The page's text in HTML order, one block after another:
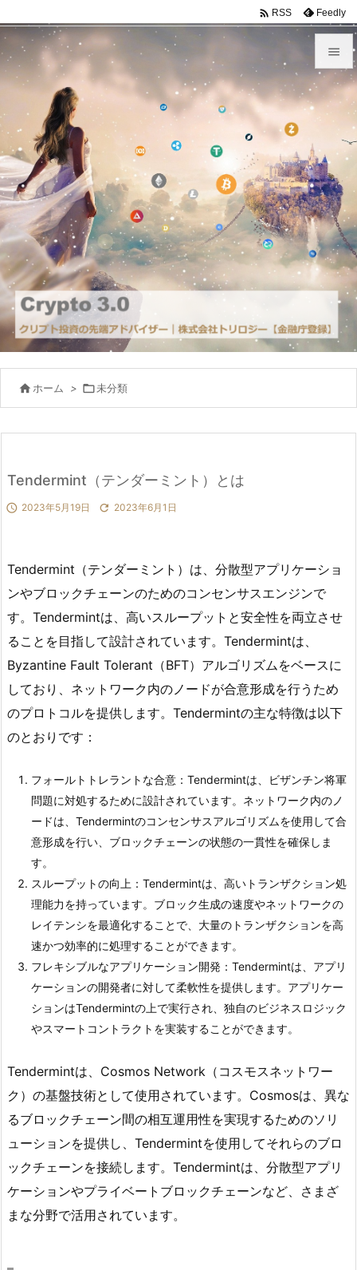


メニュ
前へ

次へ

検索
 RSS Feedly
ホーム > 未分類
Tendermint（テンダーミント）とは
 2023年5月19日  2023年6月1日
Tendermint（テンダーミント）は、分散型アプリケーショ
ンやブロックチェーンのためのコンセンサスエンジンで
す。Tendermintは、高いスループットと安全性を両立させ
ることを目指して設計されています。Tendermintは、
Byzantine Fault Tolerant（BFT）アルゴリズムをベースに
しており、ネットワーク内のノードが合意形成を行うため
のプロトコルを提供します。Tendermintの主な特徴は以下
のとおりです：
フォールトトレラントな合意：Tendermintは、ビザンチン将軍
問題に対処するために設計されています。ネットワーク内のノ
ードは、Tendermintのコンセンサスアルゴリズムを使用して合
意形成を行い、ブロックチェーンの状態の一貫性を確保しま
す。
スループットの向上：Tendermintは、高いトランザクション処
理能力を持っています。ブロック生成の速度やネットワークの
レイテンシを最適化することで、大量のトランザクションを高
速かつ効率的に処理することができます。
フレキシブルなアプリケーション開発：Tendermintは、アプリ
ケーションの開発者に対して柔軟性を提供します。アプリケー
ションはTendermintの上で実行され、独自のビジネスロジック
やスマートコントラクトを実装することができます。
Tendermintは、Cosmos Network（コスモスネットワー
ク）の基盤技術として使用されています。Cosmosは、異な
るブロックチェーン間の相互運用性を実現するためのソリ
ューションを提供し、Tendermintを使用してそれらのブロ
ックチェーンを接続します。Tendermintは、分散型アプリ
ケーションやプライベートブロックチェーンなど、さまざ
まな分野で活用されています。